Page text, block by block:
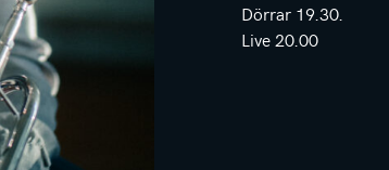
Dörrar 19.30.
Live 20.00